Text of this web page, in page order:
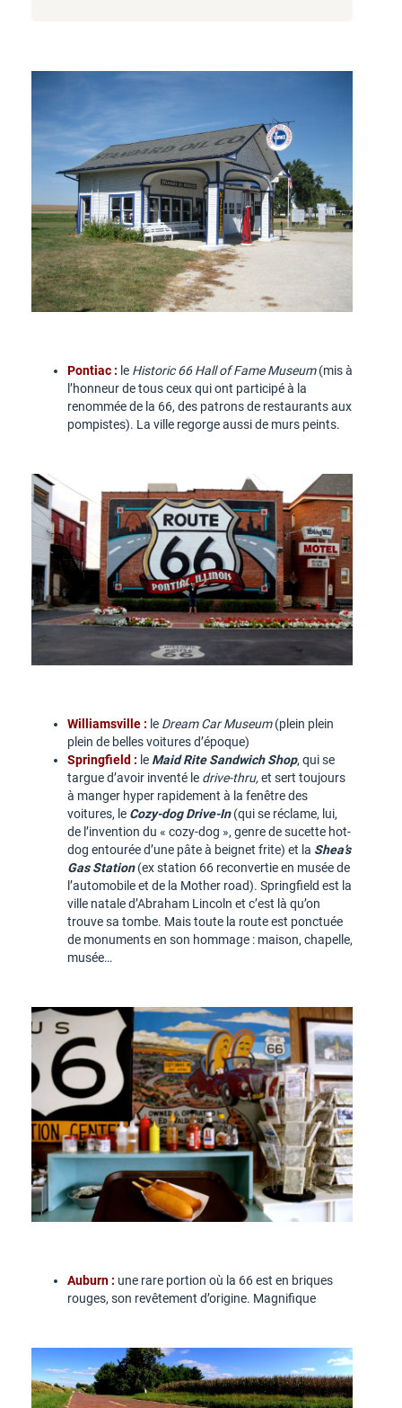
Pontiac : le Historic 66 Hall of Fame Museum(mis à
l’honneur de tous ceux qui ont participé à la
renommée de la 66, des patrons de restaurants aux
pompistes). La ville regorge aussi de murs peints.
Williamsville : le Dream Car Museum(plein plein
plein de belles voitures d’époque)
Springfield : le Maid Rite Sandwich Shop, qui se
targue d’avoir inventé le drive-thru,et sert toujours
à manger hyper rapidement à la fenêtre des
voitures, le Cozy-dog Drive-In(qui se réclame, lui,
de l’invention du « cozy-dog », genre de sucette hot-
dog entourée d’une pâte à beignet frite) et la Shea’s
Gas Station(ex station 66 reconvertie en musée de
l’automobile et de la Mother road). Springfield est la
ville natale d’Abraham Lincoln et c’est là qu’on
trouve sa tombe. Mais toute la route est ponctuée
de monuments en son hommage : maison, chapelle,
musée…
Auburn : une rare portion où la 66 est en briques
rouges, son revêtement d’origine. Magnifique